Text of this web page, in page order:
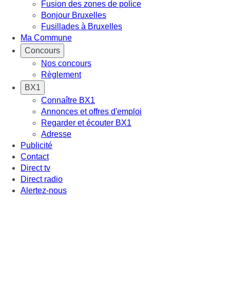
Fusion des zones de police
Bonjour Bruxelles
Fusillades à Bruxelles
Ma Commune
Concours
Nos concours
Règlement
BX1
Connaître BX1
Annonces et offres d'emploi
Regarder et écouter BX1
Adresse
Publicité
Contact
Direct tv
Direct radio
Alertez-nous